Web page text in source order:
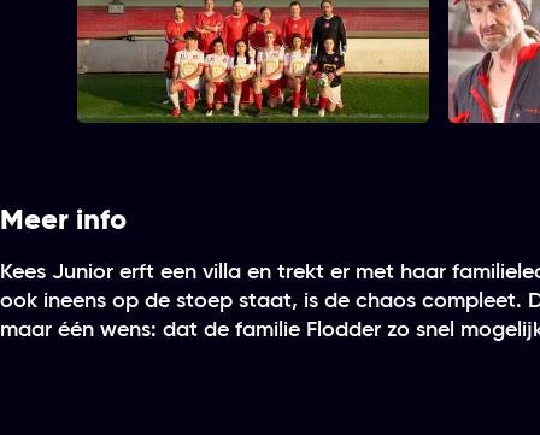
Team Spirit: Nxt G3n
Meer info
Kees Junior erft een villa en trekt er met haar
ook ineens op de stoep staat, is de chaos compleet.
maar één wens: dat de familie Flodder zo snel